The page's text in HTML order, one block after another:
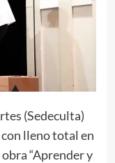
(Sedeculta)
lleno total en
“Aprender y